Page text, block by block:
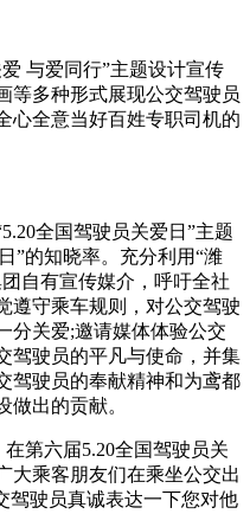
与爱同行”主题设计宣传
等多种形式展现公交驾驶员
心全意当好百姓专职司机的
全国驾驶员关爱日”主题
”的知晓率。充分利用“潍
自有宣传媒介，呼吁全社
遵守乘车规则，对公交驾驶
分关爱;邀请媒体体验公交
驾驶员的平凡与使命，并集
驾驶员的奉献精神和为鸢都
做出的贡献。
第六届5.20全国驾驶员关
大乘客朋友们在乘坐公交出
驶员真诚表达一下您对他